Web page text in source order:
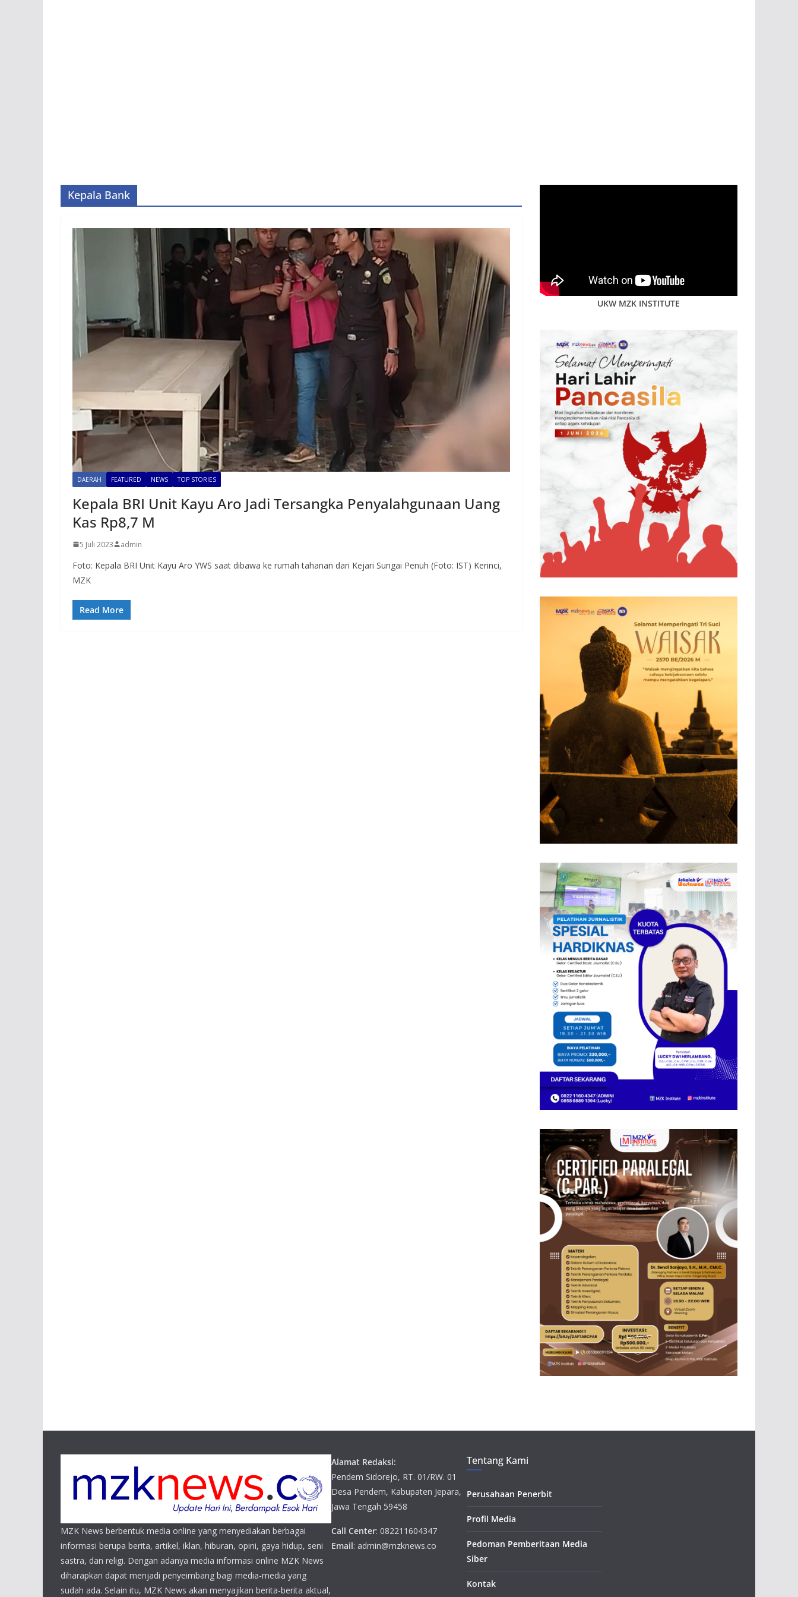
Kepala Bank
DAERAH FEATURED NEWS TOP STORIES
Kepala BRI Unit Kayu Aro Jadi Tersangka Penyalahgunaan Uang
Kas Rp8,7 M
5 Juli 2023 admin
Foto: Kepala BRI Unit Kayu Aro YWS saat dibawa ke rumah tahanan dari Kejari Sungai Penuh (Foto: IST) Kerinci,
MZK
Read More
UKW MZK INSTITUTE
MZK News berbentuk media online yang menyediakan berbagai
informasi berupa berita, artikel, iklan, hiburan, opini, gaya hidup, seni
sastra, dan religi. Dengan adanya media informasi online MZK News
diharapkan dapat menjadi penyeimbang bagi media-media yang
sudah ada. Selain itu, MZK News akan menyajikan berita-berita aktual,
Alamat Redaksi:
Pendem Sidorejo, RT. 01/RW. 01
Desa Pendem, Kabupaten Jepara,
Jawa Tengah 59458
Call Center: 082211604347
Email: admin@mzknews.co
Tentang Kami
Perusahaan Penerbit
Profil Media
Pedoman Pemberitaan Media
Siber
Kontak